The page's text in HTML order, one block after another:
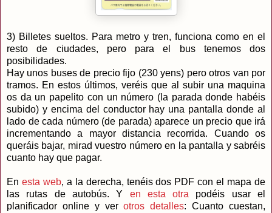
3) Billetes sueltos. Para metro y tren, funciona como en el
resto de ciudades, pero para el bus tenemos dos
posibilidades.
Hay unos buses de precio fijo (230 yens) pero otros van por
tramos. En estos últimos, veréis que al subir una maquina
os da un papelito con un número (la parada donde habéis
subido) y encima del conductor hay una pantalla donde al
lado de cada número (de parada) aparece un precio que irá
incrementando a mayor distancia recorrida. Cuando os
queráis bajar, mirad vuestro número en la pantalla y sabréis
cuanto hay que pagar.
En esta web, a la derecha, tenéis dos PDF con el mapa de
las rutas de autobús. Y en esta otra podéis usar el
planificador online y verotros detalles: Cuanto cuestan,